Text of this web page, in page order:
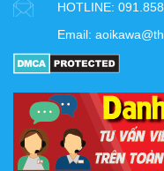
HOTLINE:
Email: